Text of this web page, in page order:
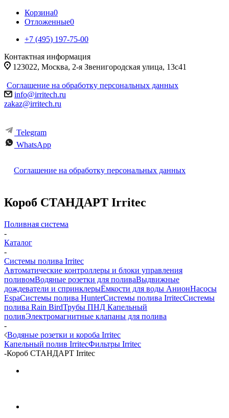
Корзина0
Отложенные0
+7 (495) 197-75-00
Контактная информация
123022, Москва, 2-я Звенигородская улица, 13с41
Соглашение на обработку персональных данных
info@irritech.ru
zakaz@irritech.ru
Telegram
WhatsApp
Соглашение на обработку персональных данных
Короб СТАНДАРТ Irritec
Поливная система
-
Каталог
-
Системы полива Irritec
Автоматические контроллеры и блоки управления
поливомВодяные розетки для поливаВыдвижные
дождеватели и спринклерыЁмкости для воды АнионНасосы
EspaСистемы полива HunterСистемы полива IrritecСистемы
полива Rain BirdТрубы ПНД Капельный
поливЭлектромагнитные клапаны для полива
-
Водяные розетки и короба Irritec
Капельный полив IrritecФильтры Irritec
-Короб СТАНДАРТ Irritec